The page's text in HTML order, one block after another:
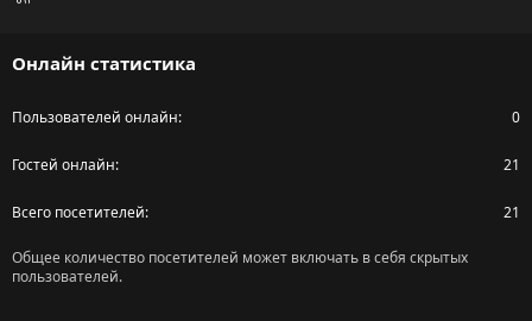
Онлайн статистика
Пользователей онлайн 0
Гостей онлайн 21
Всего посетителей 21
Общее количество посетителей может включать в себя скрытых
пользователей.